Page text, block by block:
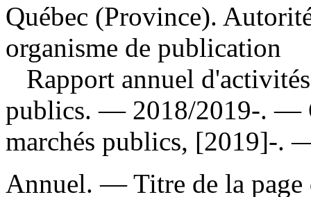
Québec (Province).
organisme de publication
Rapport annuel
publics. — 2018/2019-. —
marchés publics, [2019]-.
Annuel. — Titre de la page